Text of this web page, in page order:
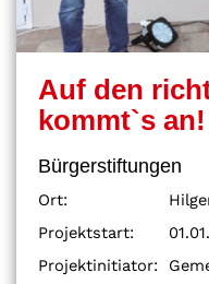
Auf den
kommt`s an!
Bürgerstiftungen
Ort:
Projektstart:
Projektinitiator: